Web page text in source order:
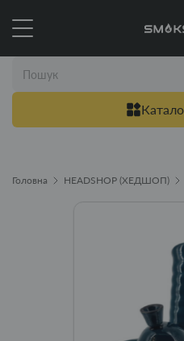
Головна HEADSHOP (ХЕДШОП)